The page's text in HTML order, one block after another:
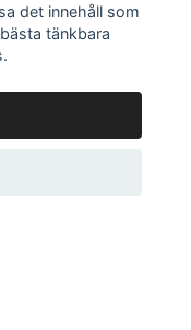
det innehåll som
tänkbara